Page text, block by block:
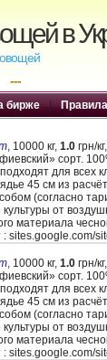
в
овощей
---
бирже |
, 10000 кг, 1.0 грн/кг,
сорт.
для
45 см из
(согласно
от
материала
sites.google.com/
, 10000 кг, 1.0 грн/кг,
сорт.
для
45 см из
(согласно
от
материала
sites.google.com/